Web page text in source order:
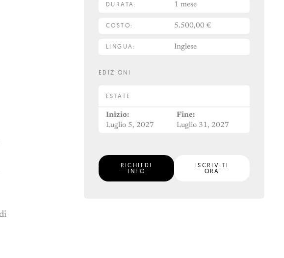
DURATA: 1 mese
COSTO: 5.500,00 €
LINGUA: Inglese
EDIZIONI
ESTATE
Inizio:
Luglio 5, 2027
Fine:
Luglio 31, 2027
RICHIEDI
INFO
ISCRIVITI
ORA